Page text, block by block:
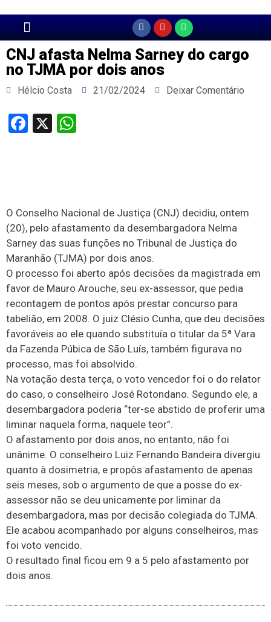
CNJ afasta Nelma Sarney do cargo
no TJMA por dois anos
Hélcio Costa 21/02/2024 Deixar Comentário
Facebook
X
O Conselho Nacional de Justiça (CNJ) decidiu, ontem
(20), pelo afastamento da desembargadora Nelma
Sarney das suas funções no Tribunal de Justiça do
Maranhão (TJMA) por dois anos.
O processo foi aberto após decisões da magistrada em
favor de Mauro Arouche, seu ex-assessor, que pedia
recontagem de pontos após prestar concurso para
tabelião, em 2008. O juiz Clésio Cunha, que deu decisões
favoráveis ao ele quando substituía o titular da 5ª Vara
da Fazenda Púbica de São Luís, também figurava no
processo, mas foi absolvido.
Na votação desta terça, o voto vencedor foi o do relator
do caso, o conselheiro José Rotondano. Segundo ele, a
desembargadora poderia “ter-se abstido de proferir uma
liminar naquela forma, naquele teor”.
O afastamento por dois anos, no entanto, não foi
unânime. O conselheiro Luiz Fernando Bandeira divergiu
quanto à dosimetria, e propôs afastamento de apenas
seis meses, sob o argumento de que a posse do ex-
assessor não se deu unicamente por liminar da
desembargadora, mas por decisão colegiada do TJMA.
Ele acabou acompanhado por alguns conselheiros, mas
foi voto vencido.
O resultado final ficou em 9 a 5 pelo afastamento por
dois anos.